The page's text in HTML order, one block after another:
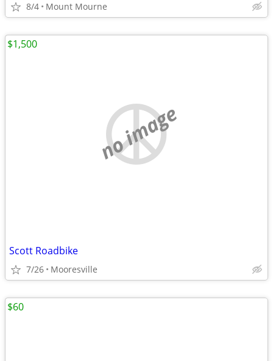
8/4 Mount Mourne
no image
Scott Roadbike
7/26 Mooresville
$1,500
$60